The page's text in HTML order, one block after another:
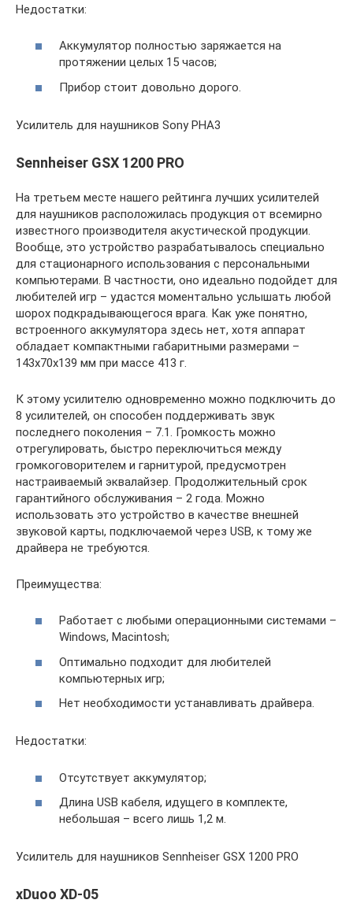
Недостатки:
Аккумулятор полностью заряжается на
протяжении целых 15 часов;
Прибор стоит довольно дорого.
Усилитель для наушников Sony PHA3
Sennheiser GSX 1200 PRO
На третьем месте нашего рейтинга лучших усилителей
для наушников расположилась продукция от всемирно
известного производителя акустической продукции.
Вообще, это устройство разрабатывалось специально
для стационарного использования с персональными
компьютерами. В частности, оно идеально подойдет для
любителей игр – удастся моментально услышать любой
шорох подкрадывающегося врага. Как уже понятно,
встроенного аккумулятора здесь нет, хотя аппарат
обладает компактными габаритными размерами –
143х70х139 мм при массе 413 г.
К этому усилителю одновременно можно подключить до
8 усилителей, он способен поддерживать звук
последнего поколения – 7.1. Громкость можно
отрегулировать, быстро переключиться между
громкоговорителем и гарнитурой, предусмотрен
настраиваемый эквалайзер. Продолжительный срок
гарантийного обслуживания – 2 года. Можно
использовать это устройство в качестве внешней
звуковой карты, подключаемой через USB, к тому же
драйвера не требуются.
Преимущества:
Работает с любыми операционными системами –
Windows, Macintosh;
Оптимально подходит для любителей
компьютерных игр;
Нет необходимости устанавливать драйвера.
Недостатки:
Отсутствует аккумулятор;
Длина USB кабеля, идущего в комплекте,
небольшая – всего лишь 1,2 м.
Усилитель для наушников Sennheiser GSX 1200 PRO
xDuoo XD-05